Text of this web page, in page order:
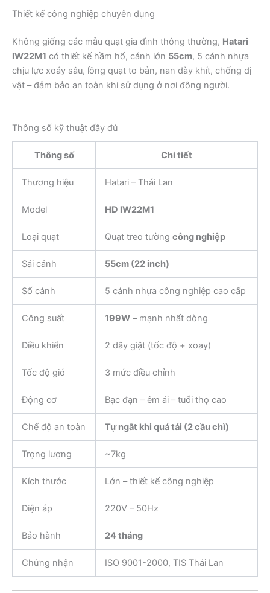
Thiết kế công nghiệp chuyên dụng
Không giống các mẫu quạt gia đình thông thường, Hatari
IW22M1 có thiết kế hầm hố, cánh lớn 55cm, 5 cánh nhựa
chịu lực xoáy sâu, lồng quạt to bản, nan dày khít, chống dị
vật – đảm bảo an toàn khi sử dụng ở nơi đông người.
Thông số kỹ thuật đầy đủ
Thông số Chi tiết
Thương hiệu Hatari – Thái Lan
Model HD IW22M1
Loại quạt Quạt treo tường công nghiệp
Sải cánh 55cm (22 inch)
Số cánh 5 cánh nhựa công nghiệp cao cấp
Công suất 199W– mạnh nhất dòng
Điều khiển 2 dây giật (tốc độ + xoay)
Tốc độ gió 3 mức điều chỉnh
Động cơ Bạc đạn – êm ái – tuổi thọ cao
Chế độ an toàn Tự ngắt khi quá tải (2 cầu chì)
Trọng lượng ~7kg
Kích thước Lớn – thiết kế công nghiệp
Điện áp 220V – 50Hz
Bảo hành 24 tháng
Chứng nhận ISO 9001-2000, TIS Thái Lan